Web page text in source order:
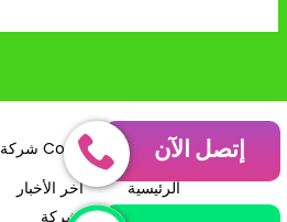
إتصل الآنCopyright © 2026 شركة المركز المثالي
الرئيسية
آخر الأخبار
خدمات الشركة